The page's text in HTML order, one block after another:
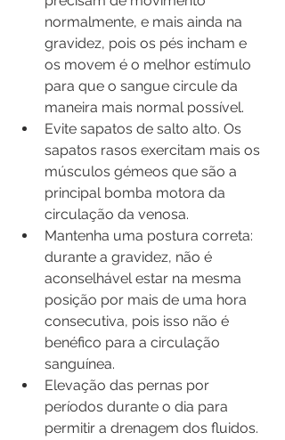
normalmente, e mais ainda na
gravidez, pois os pés incham e
os movem é o melhor estímulo
para que o sangue circule da
maneira mais normal possível.
Evite sapatos de salto alto. Os
sapatos rasos exercitam mais os
músculos gémeos que são a
principal bomba motora da
circulação da venosa.
Mantenha uma postura correta:
durante a gravidez, não é
aconselhável estar na mesma
posição por mais de uma hora
consecutiva, pois isso não é
benéfico para a circulação
sanguínea.
Elevação das pernas por
períodos durante o dia para
permitir a drenagem dos fluidos.